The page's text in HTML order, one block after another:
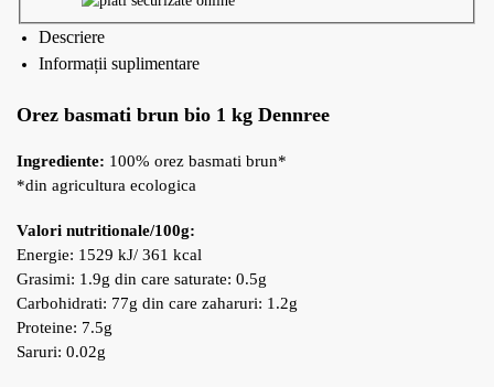
Descriere
Informații suplimentare
Orez basmati brun bio 1 kg Dennree
Ingrediente: 100% orez basmati brun*
*din agricultura ecologica
Valori nutritionale/100g:
Energie: 1529 kJ/ 361 kcal
Grasimi: 1.9g din care saturate: 0.5g
Carbohidrati: 77g din care zaharuri: 1.2g
Proteine: 7.5g
Saruri: 0.02g